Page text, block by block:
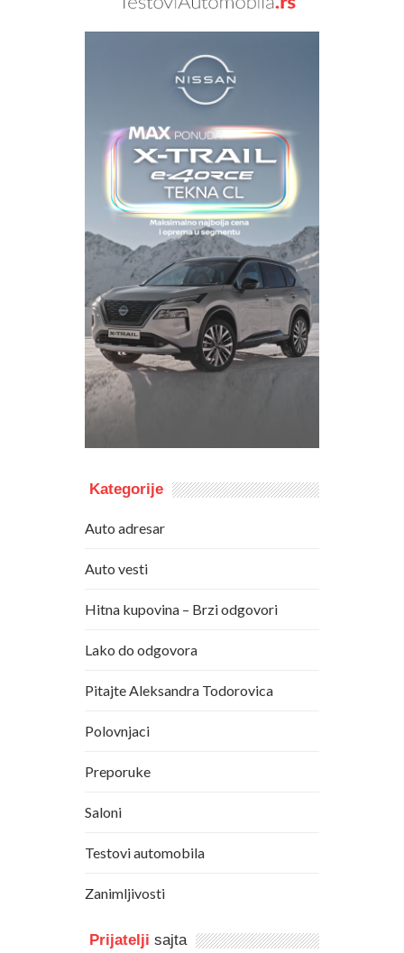
Kategorije
Auto adresar
Auto vesti
Hitna kupovina – Brzi odgovori
Lako do odgovora
Pitajte Aleksandra Todorovica
Polovnjaci
Preporuke
Saloni
Testovi automobila
Zanimljivosti
Prijatelji sajta